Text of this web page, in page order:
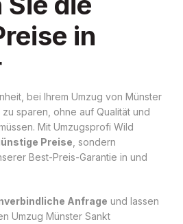
in
bei Ihrem Umzug von Münster
sparen, ohne auf Qualität und
Mit Umzugsprofi Wild
Preise , sondern
Best-Preis-Garantie in und
Anfrage und lassen
Umzug Münster Sankt